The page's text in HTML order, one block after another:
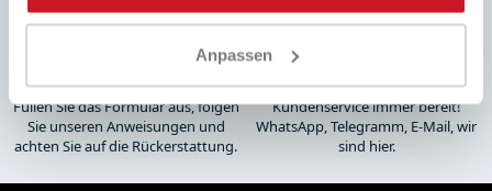
Anpassen
PRODUKTRÜCKGABE
Füllen Sie das Formular aus, folgen
Sie unseren Anweisungen und
achten Sie auf die Rückerstattung.
UNTERSTÜTZUNG
Kundenservice immer bereit!
WhatsApp, Telegramm, E-Mail, wir
sind hier.